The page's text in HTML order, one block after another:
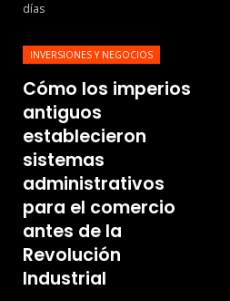
días
INVERSIONES Y NEGOCIOS
Cómo los imperios
antiguos
establecieron
sistemas
administrativos
para el comercio
antes de la
Revolución
Industrial